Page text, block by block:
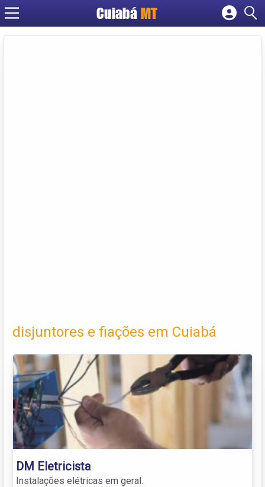
Cuiabá MT
Cadastrar empresa
disjuntores e fiações em Cuiabá
DM Eletricista
Instalações elétricas em geral.